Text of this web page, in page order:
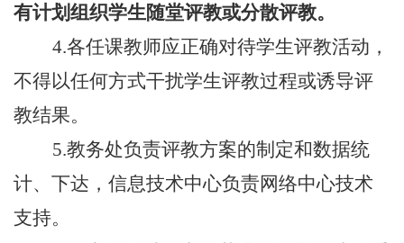
有计划组织学生随堂评教或分散评教。
4.各任课教师应正确对待学生评教活动，
不得以任何方式干扰学生评教过程或诱导评
教结果。
5.教务处负责评教方案的制定和数据统
计、下达， 信息技术中心负责网络中心技术
支持。